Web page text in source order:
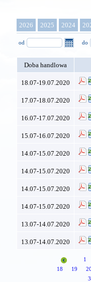
2026 2025 2024
od do
Doba handlowa
18.07-19.07.2020
17.07-18.07.2020
16.07-17.07.2020
15.07-16.07.2020
14.07-15.07.2020
14.07-15.07.2020
14.07-15.07.2020
14.07-15.07.2020
13.07-14.07.2020
13.07-14.07.2020
1
18
19